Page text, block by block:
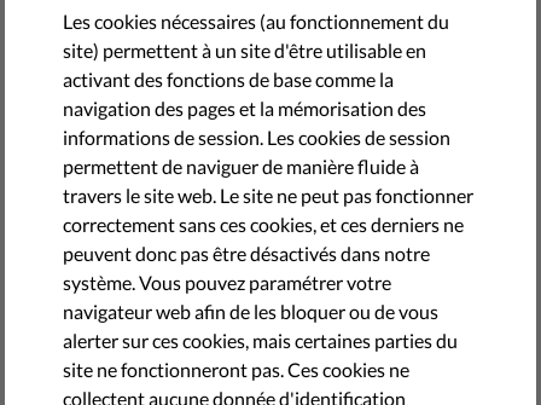
by Jonathan Day
septembre 06, 2022
Les cookies nécessaires (au fonctionnement du
site) permettent à un site d'être utilisable en
activant des fonctions de base comme la
navigation des pages et la mémorisation des
informations de session. Les cookies de session
permettent de naviguer de manière fluide à
travers le site web. Le site ne peut pas fonctionner
correctement sans ces cookies, et ces derniers ne
peuvent donc pas être désactivés dans notre
système. Vous pouvez paramétrer votre
navigateur web afin de les bloquer ou de vous
alerter sur ces cookies, mais certaines parties du
site ne fonctionneront pas. Ces cookies ne
collectent aucune donnée d'identification